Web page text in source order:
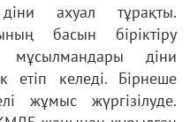
діни ахуал тұрақты.
басын біріктіру
діни
етіп келеді. Бірнеше
жұмыс жүргізілуде.